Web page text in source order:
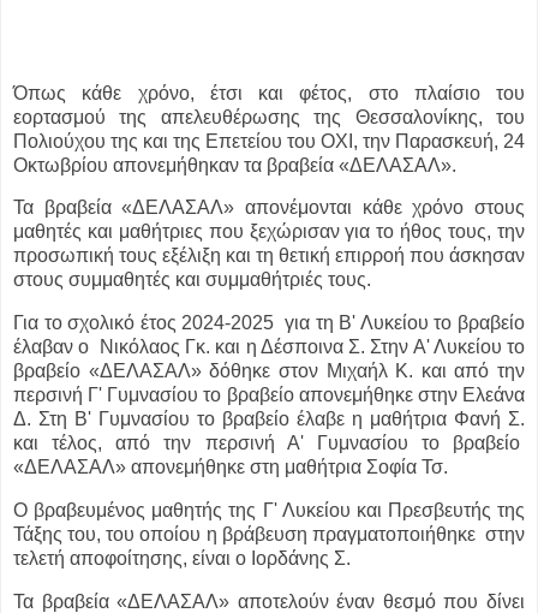
Όπως κάθε χρόνο, έτσι και φέτος, στο πλαίσιο του
εορτασμού της απελευθέρωσης της Θεσσαλονίκης, του
Πολιούχου της και της Επετείου του ΟΧΙ, την Παρασκευή, 24
Οκτωβρίου απονεμήθηκαν τα βραβεία «ΔΕΛΑΣΑΛ».
Τα βραβεία «ΔΕΛΑΣΑΛ» απονέμονται κάθε χρόνο στους
μαθητές και μαθήτριες που ξεχώρισαν για το ήθος τους, την
προσωπική τους εξέλιξη και τη θετική επιρροή που άσκησαν
στους συμμαθητές και συμμαθήτριές τους.
Για το σχολικό έτος 2024-2025 για τη Β' Λυκείου το βραβείο
έλαβαν ο Νικόλαος Γκ. και η Δέσποινα Σ. Στην Α' Λυκείου το
βραβείο «ΔΕΛΑΣΑΛ» δόθηκε στον Μιχαήλ Κ. και από την
περσινή Γ' Γυμνασίου το βραβείο απονεμήθηκε στην Ελεάνα
Δ. Στη Β' Γυμνασίου το βραβείο έλαβε η μαθήτρια Φανή Σ.
και τέλος, από την περσινή Α' Γυμνασίου το βραβείο
«ΔΕΛΑΣΑΛ» απονεμήθηκε στη μαθήτρια Σοφία Τσ.
Ο βραβευμένος μαθητής της Γ' Λυκείου και Πρεσβευτής της
Τάξης του, του οποίου η βράβευση πραγματοποιήθηκε στην
τελετή αποφοίτησης, είναι ο Ιορδάνης Σ.
Τα βραβεία «ΔΕΛΑΣΑΛ» αποτελούν έναν θεσμό που δίνει